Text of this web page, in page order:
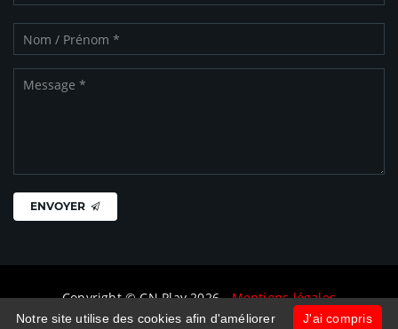
ENVOYER
Copyright © CN Play 2026 -Mentions légales
J'ai compris
Notre site utilise des cookies afin d'améliorer